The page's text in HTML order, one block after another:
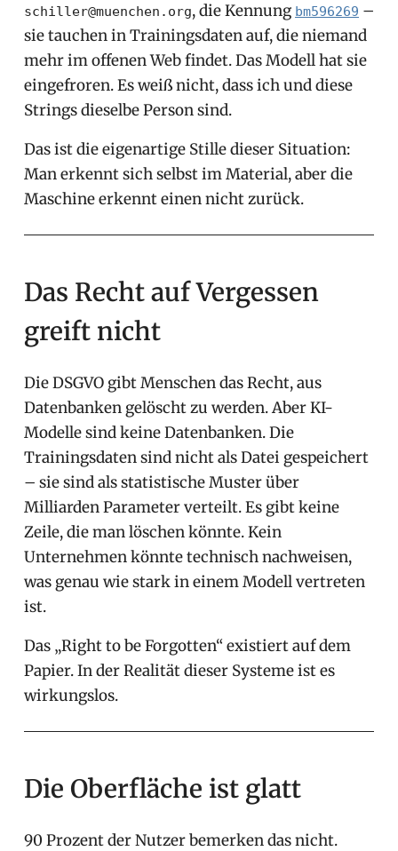
schiller@muenchen.org, die Kennung bm596269 –
sie tauchen in Trainingsdaten auf, die niemand
mehr im offenen Web findet. Das Modell hat sie
eingefroren. Es weiß nicht, dass ich und diese
Strings dieselbe Person sind.
Das ist die eigenartige Stille dieser Situation:
Man erkennt sich selbst im Material, aber die
Maschine erkennt einen nicht zurück.
Das Recht auf Vergessen
greift nicht
Die DSGVO gibt Menschen das Recht, aus
Datenbanken gelöscht zu werden. Aber KI-
Modelle sind keine Datenbanken. Die
Trainingsdaten sind nicht als Datei gespeichert
– sie sind als statistische Muster über
Milliarden Parameter verteilt. Es gibt keine
Zeile, die man löschen könnte. Kein
Unternehmen könnte technisch nachweisen,
was genau wie stark in einem Modell vertreten
ist.
Das „Right to be Forgotten“ existiert auf dem
Papier. In der Realität dieser Systeme ist es
wirkungslos.
Die Oberfläche ist glatt
90 Prozent der Nutzer bemerken das nicht.